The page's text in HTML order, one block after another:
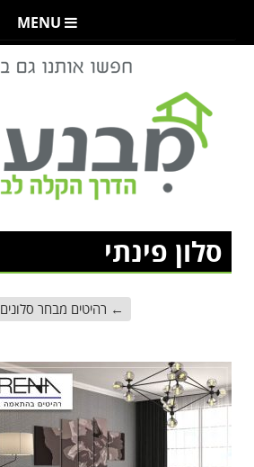
MENU
סלון פינתי
← רהיטים מבחר סלונים